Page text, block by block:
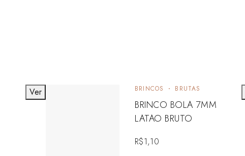
BRINCOS BRUTAS
BRINCO BOLA 7MM
LATAO BRUTO
R$1,10
Ver